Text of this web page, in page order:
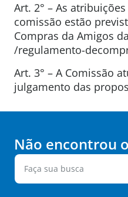
Art. 2° – As
comissão estão
Compras da Amigos
/regulamento-
Art. 3° – A Comissão
julgamento das
Não encontrou